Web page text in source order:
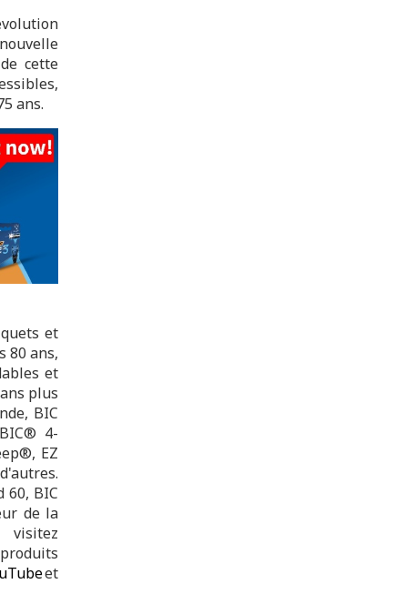
cette
ans.
et
80 ans,
et
plus
BIC
4-
EZ
60, BIC
de la
et